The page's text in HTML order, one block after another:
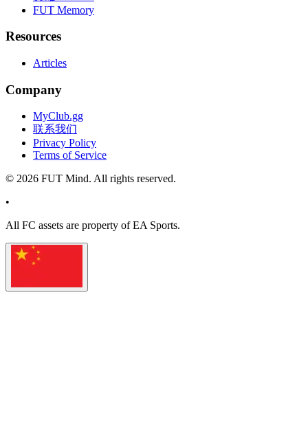
FUT Memory
Resources
Articles
Company
MyClub.gg
联系我们
Privacy Policy
Terms of Service
© 2026 FUT Mind. All rights reserved.
•
All FC assets are property of EA Sports.